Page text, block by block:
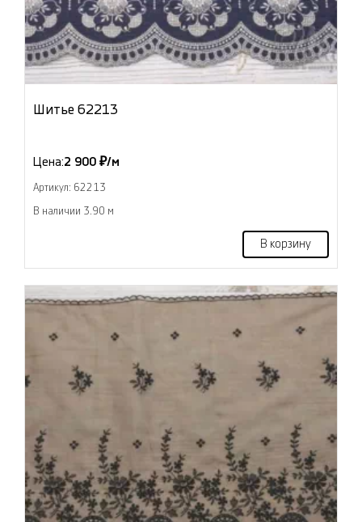
Шитье 62213
Цена:2 900 ₽/м
Артикул: 62213
В наличии 3.90 м
В корзину